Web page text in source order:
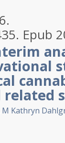
Epub
M Kathryn